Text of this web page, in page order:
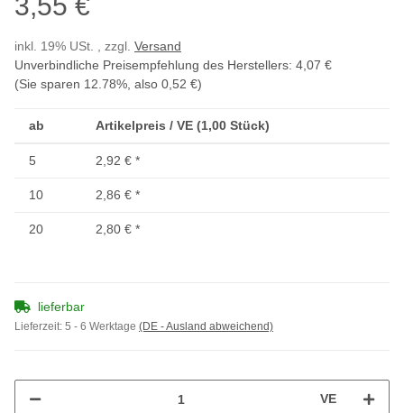
inkl. 19% USt. , zzgl. Versand
Unverbindliche Preisempfehlung des Herstellers: 4,07 €
(Sie sparen 12.78% , also 0,52 €)
ab Artikelpreis / VE (1,00 Stück)
5 2,92 € *
10 2,86 € *
20 2,80 € *
lieferbar
Lieferzeit: 5 - 6 Werktage (DE - Ausland abweichend)
VE